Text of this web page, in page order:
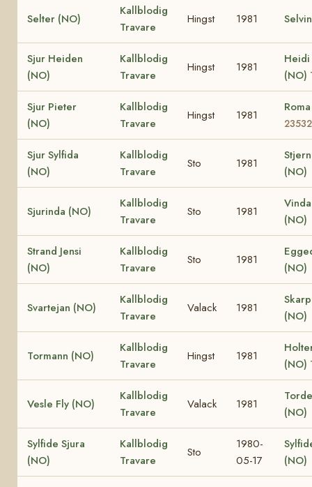
Selter (NO)
Kallblodig
Travare
Hingst 1981
Sjur Heiden
(NO)
Kallblodig
Travare
Hingst 1981
Heidi
(NO)
Sjur Pieter
(NO)
Kallblodig
Travare
Hingst 1981
23532
Sjur Sylfida
(NO)
Kallblodig
Travare
Sto 1981
(NO)
Sjurinda (NO)
Kallblodig
Travare
Sto 1981
(NO)
Strand Jensi
(NO)
Kallblodig
Travare
Sto 1981
(NO)
Svartejan (NO)
Kallblodig
Travare
Valack 1981
(NO)
Tormann (NO)
Kallblodig
Travare
Hingst 1981
(NO)
Vesle Fly (NO)
Kallblodig
Travare
Valack 1981
(NO)
Sylfide Sjura
(NO)
Kallblodig
Travare
Sto
1980-
05-17
(NO)